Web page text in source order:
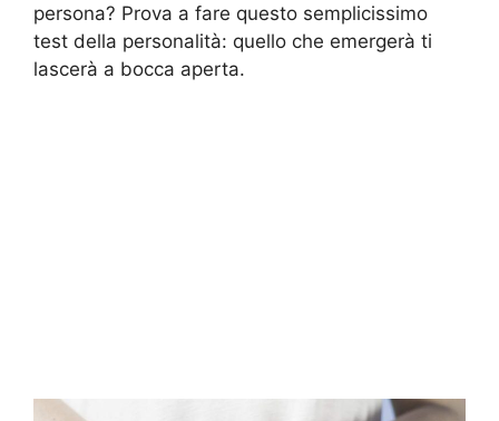
persona? Prova a fare questo semplicissimo
test della personalità: quello che emergerà ti
lascerà a bocca aperta.